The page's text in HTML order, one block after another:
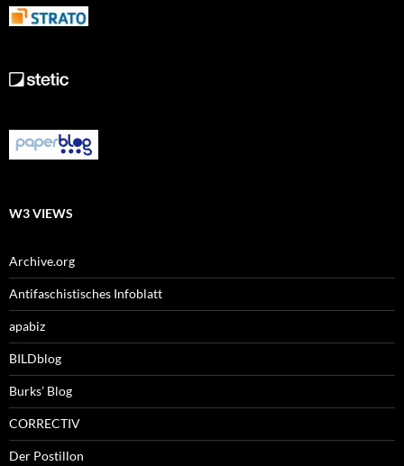
W3 VIEWS
Archive.org
Antifaschistisches Infoblatt
apabiz
BILDblog
Burks’ Blog
CORRECTIV
Der Postillon